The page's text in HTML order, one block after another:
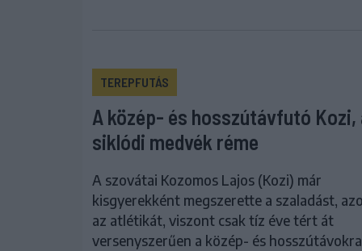
TEREPFUTÁS
A közép- és hosszútávfutó Kozi,
siklódi medvék réme
A szovátai Kozomos Lajos (Kozi) már
kisgyerekként megszerette a szaladást,
az atlétikát, viszont csak tíz éve tért át
versenyszerűen a közép- és